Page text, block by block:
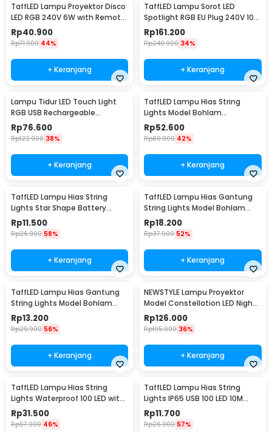
TaffLED Lampu Proyektor Disco
LED RGB 240V 6W with Remote
Control - CY-LV-RG
Rp40.900
Rp71.900 44%
+ Keranjang
TaffLED Lampu Sorot LED
Spotlight RGB EU Plug 240V 10W
- L18RG
Rp161.200
Rp240.900 34%
+ Keranjang
Lampu Tidur LED Touch Light
RGB USB Rechargeable
1500mAh 5V 3W - F8-1
Rp76.600
Rp122.900 38%
+ Keranjang
TaffLED Lampu Hias String
Lights Model Bohlam
Waterproof 20 LED 5M - PD039
Rp52.600
Rp89.900 42%
+ Keranjang
TaffLED Lampu Hias String
Lights Star Shape Battery
Power 20 LED 3M - 2G11
Rp11.500
Rp26.900 58%
+ Keranjang
TaffLED Lampu Hias Gantung
String Lights Model Bohlam
Mini Waterproof 6M - ZYD0931
Rp18.200
Rp37.900 52%
+ Keranjang
TaffLED Lampu Hias Gantung
String Lights Model Bohlam
Mini Waterproof 3M - ZYD0931
Rp13.200
Rp29.900 56%
+ Keranjang
NEWSTYLE Lampu Proyektor
Model Constellation LED Night
Light 3W 5V - NL-USB
Rp126.000
Rp195.900 36%
+ Keranjang
TaffLED Lampu Hias String
Lights Waterproof 100 LED with
Solar Panel - M071
Rp31.500
Rp57.900 46%
TaffLED Lampu Hias String
Lights IP65 USB 100 LED 10M
Warm White - TDC-01
Rp11.700
Rp26.900 57%